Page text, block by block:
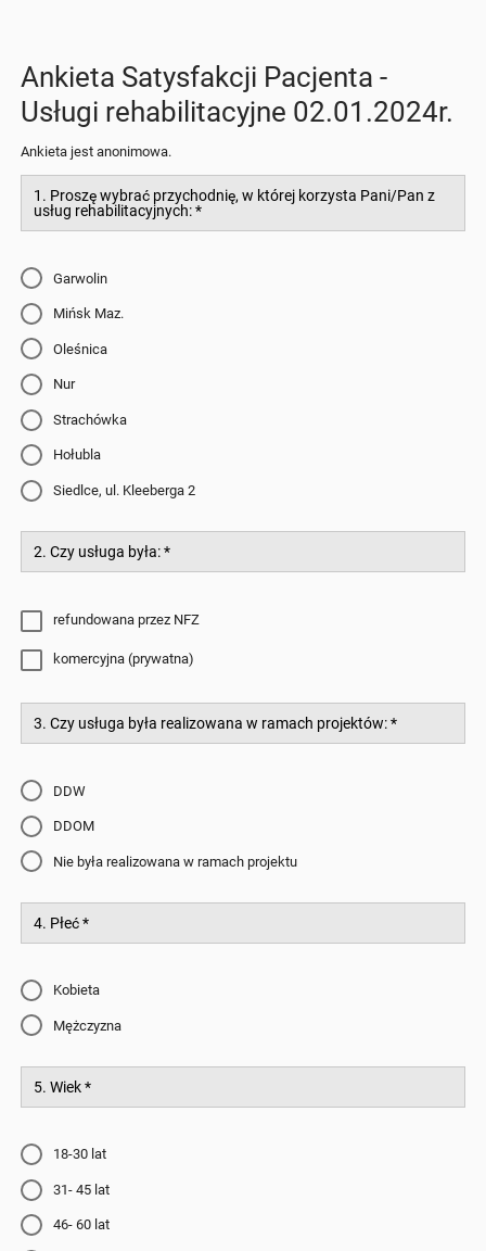
Ankieta Satysfakcji Pacjenta -
Usługi rehabilitacyjne 02.01.2024r.
Ankieta jest anonimowa.
1. Proszę wybrać przychodnię, w której korzysta Pani/Pan z
usług rehabilitacyjnych:*
Garwolin
Mińsk Maz.
Oleśnica
Nur
Strachówka
Hołubla
Siedlce, ul. Kleeberga 2
2. Czy usługa była:*
refundowana przez NFZ
komercyjna (prywatna)
3. Czy usługa była realizowana w ramach projektów:*
DDW
DDOM
Nie była realizowana w ramach projektu
4. Płeć*
Kobieta
Mężczyzna
5. Wiek*
18-30 lat
31- 45 lat
46- 60 lat